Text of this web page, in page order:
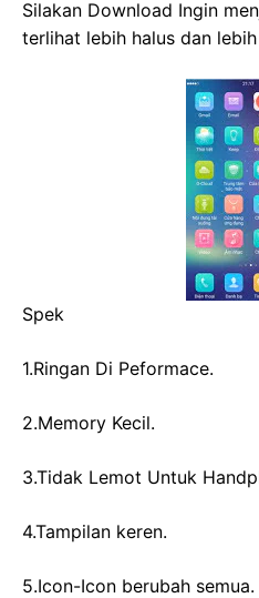
Silakan Download Ingin
terlihat lebih halus dan
Spek
1.Ringan Di Peformace.
2.Memory Kecil.
3.Tidak Lemot Untuk
4.Tampilan keren.
5.Icon-Icon berubah semua.